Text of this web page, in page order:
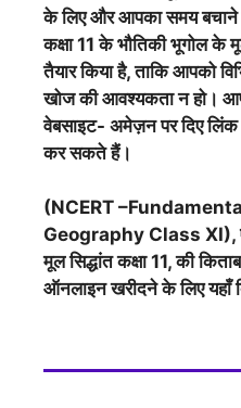
के लिए और आपका समय
कक्षा 11 के भौतिकी भूगोल के
तैयार किया है, ताकि आपको
खोज की आवश्यकता न हो।
वेबसाइट- अमेज़न पर दिए
कर सकते हैं।
(NCERT
Geography Class XI),
मूल सिद्धांत कक्षा 11, की
ऑनलाइन खरीदने के लिए यहाँ